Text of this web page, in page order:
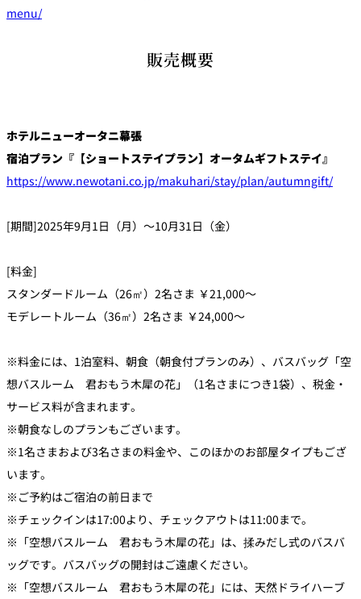
menu/
販売概要
ホテルニューオータニ幕張
宿泊プラン『【ショートステイプラン】オータムギフトステイ』
https://www.newotani.co.jp/makuhari/stay/plan/autumngift/
[期間]2025年9月1日（月）～10月31日（金）
[料金]
スタンダードルーム（26㎡）2名さま ￥21,000～
モデレートルーム（36㎡）2名さま ￥24,000～
※料金には、1泊室料、朝食（朝食付プランのみ）、バスバッグ「空
想バスルーム 君おもう木犀の花」（1名さまにつき1袋）、税金・
サービス料が含まれます。
※朝食なしのプランもございます。
※1名さまおよび3名さまの料金や、このほかのお部屋タイプもござ
います。
※ご予約はご宿泊の前日まで
※チェックインは17:00より、チェックアウトは11:00まで。
※「空想バスルーム 君おもう木犀の花」は、揉みだし式のバスバ
ッグです。バスバッグの開封はご遠慮ください。
※「空想バスルーム 君おもう木犀の花」には、天然ドライハーブ